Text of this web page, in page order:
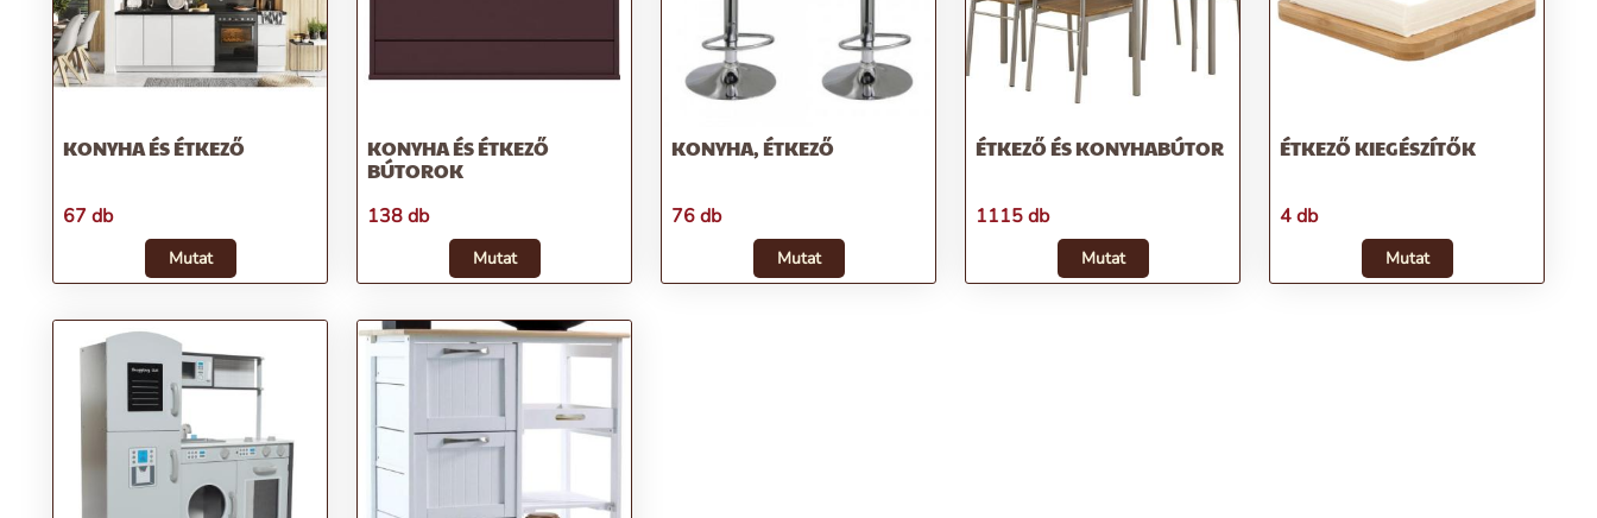
KONYHA ÉS ÉTKEZŐ
67 db
Mutat
KONYHA ÉS ÉTKEZŐ
BÚTOROK
138 db
Mutat
KONYHA, ÉTKEZŐ
76 db
Mutat
ÉTKEZŐ ÉS KONYHABÚTOR
1115 db
Mutat
ÉTKEZŐ KIEGÉSZÍTŐK
4 db
Mutat